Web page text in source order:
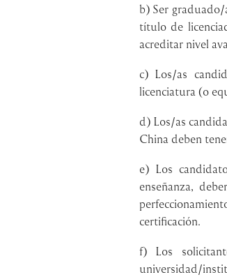
b) Ser
título de
acreditar nivel
c) Los/as
licenciatura (o
d) Los/as
China deben
e) Los
enseñanza,
certificación.
f) Los
universidad/